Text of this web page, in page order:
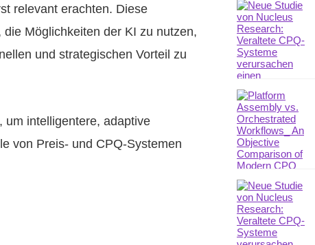
relevant erachten. Diese
Möglichkeiten der KI zu nutzen,
und strategischen Vorteil zu
um intelligentere, adaptive
von Preis- und CPQ-Systemen